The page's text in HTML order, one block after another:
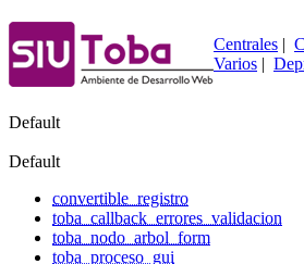
Centrales |
Varios |
Default
Default
convertible_registro
toba_callback_errores_validacion
toba_nodo_arbol_form
toba_proceso_gui